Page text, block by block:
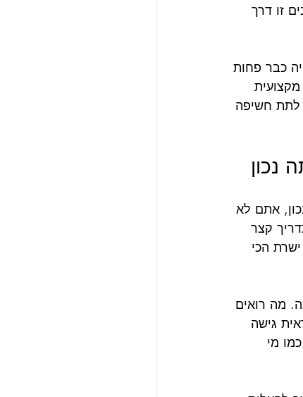
זו דרך
כבר פחות
לתת חשיפה
נכון
אתם לא
קצר
הכי
מה רואים
גישה
מי